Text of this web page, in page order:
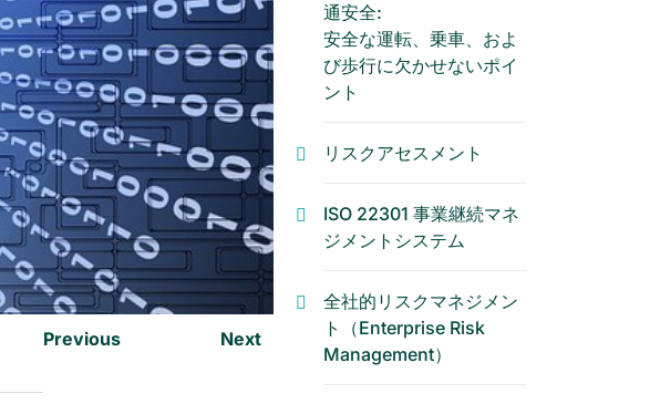
Previous Next
通安全:
安全な運転、乗車、およ
び歩行に欠かせないポイ
ント
リスクアセスメント
ISO 22301 事業継続マネ
ジメントシステム
全社的リスクマネジメン
ト（Enterprise Risk
Management）